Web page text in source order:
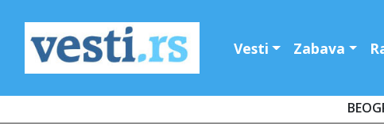
Vesti Zabava